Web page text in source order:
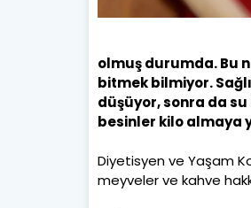
olmuş durumda. Bu
bitmek bilmiyor.
düşüyor, sonra da su
besinler kilo almaya
Diyetisyen ve Yaşam
meyveler ve kahve